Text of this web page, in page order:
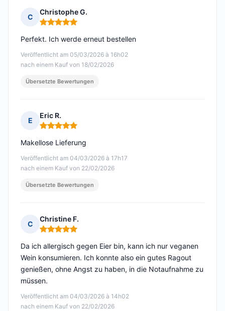
C
Christophe G.
Hinweis: 5 von 5
Veröffentlicht am 05/03/2026 à 16h02
nach einem Kauf von 18/02/2026
Perfekt. Ich werde erneut bestellen
Übersetzte Bewertungen
E
Eric R.
Hinweis: 5 von 5
Veröffentlicht am 04/03/2026 à 17h17
nach einem Kauf von 22/02/2026
Makellose Lieferung
Übersetzte Bewertungen
C
Christine F.
Hinweis: 5 von 5
Veröffentlicht am 04/03/2026 à 14h02
nach einem Kauf von 22/02/2026
Da ich allergisch gegen Eier bin, kann ich nur veganen
Wein konsumieren. Ich konnte also ein gutes Ragout
genießen, ohne Angst zu haben, in die Notaufnahme zu
müssen.